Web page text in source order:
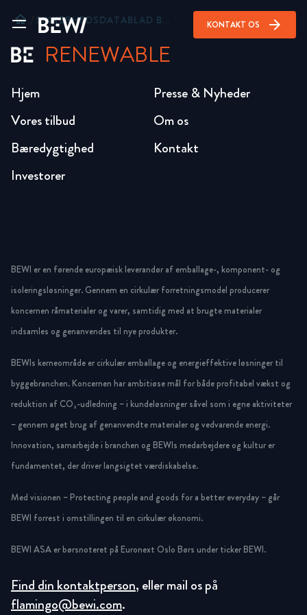
KONTAKT OS arrow_forward
home SIKKERHEDSDATABLAD BEWI BUTYL FIX
RENEWABLE
Hjem
Vores tilbud
Bæredygtighed
Investorer
Presse & Nyheder
Om os
Kontakt
BEWI er en førende europæisk leverandør af emballage-, komponent- og
isoleringsløsninger. Gennem en cirkulær forretningsmodel producerer
koncernen råmaterialer og varer, samtidig med at brugte materialer
indsamles og genanvendes til nye produkter.
BEWIs kerneområde er cirkulær emballage og energieffektive løsninger til
byggebranchen. Koncernen har ambitiøse mål for både profitabel vækst og
reduktion af CO₂-udledning – i kundeløsninger såvel som i egne aktiviteter
– gennem øget brug af genanvendte materialer og vedvarende energi.
Innovation, samarbejde i branchen og BEWIs medarbejdere og kultur er
fundamentet, der driver langsigtet værdiskabelse.
Med visionen – Protecting people and goods for a better everyday – går
BEWI forrest i omstillingen til en cirkulær økonomi.
BEWI ASA er børsnoteret på Euronext Oslo Børs under ticker BEWI.
Find din kontaktperson, eller mail os på
flamingo@bewi.com.